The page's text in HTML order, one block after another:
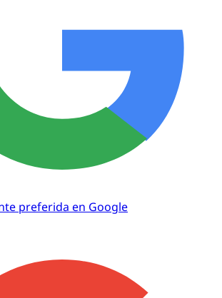
preferida en Google